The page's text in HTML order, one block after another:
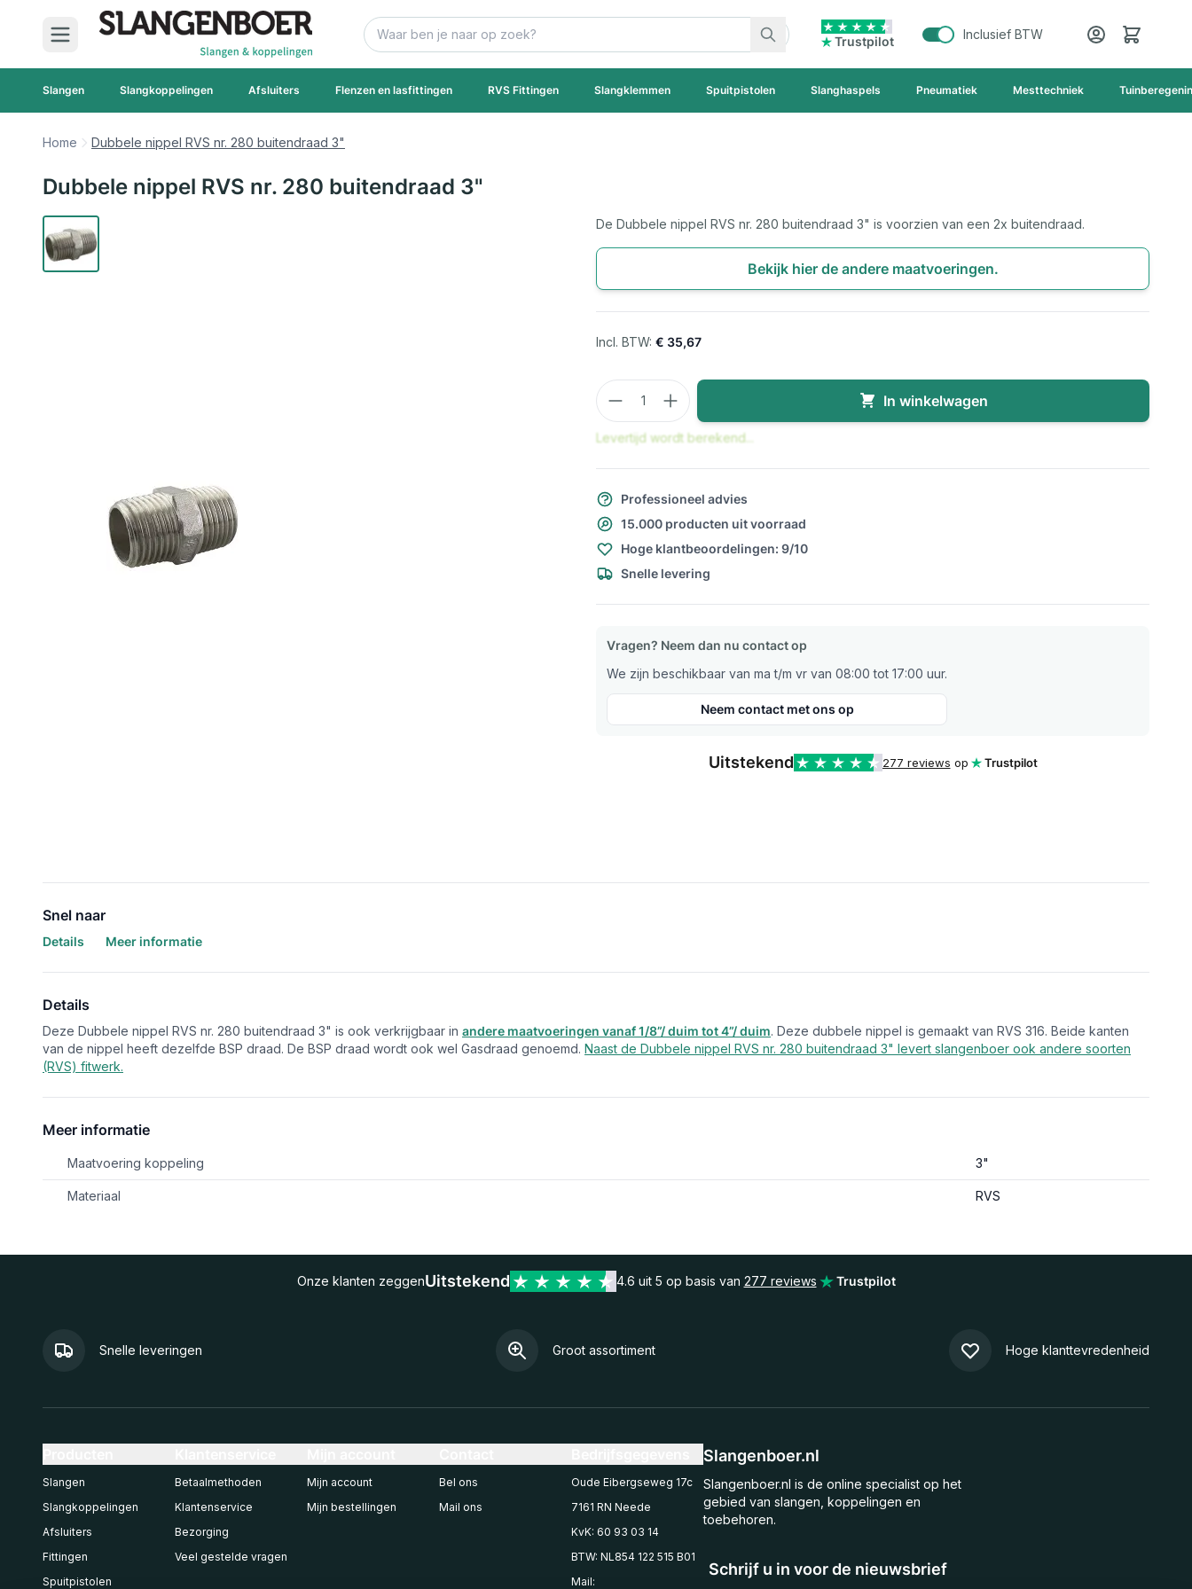
Ga naar de inhoud
Zoek
Trustpilot
Inclusief BTW Cart
Slangen Slangkoppelingen Afsluiters Flenzen en lasfittingen RVS Fittingen Slangklemmen Spuitpistolen Slanghaspels Pneumatiek Mesttechniek
Home Dubbele nippel RVS nr. 280 buitendraad 3"
Dubbele nippel RVS nr. 280 buitendraad 3"
De Dubbele nippel RVS nr. 280 buitendraad 3" is voorzien van een 2x buitendraad.
Bekijk hier de andere maatvoeringen.
€ 35,67
Aantal
In winkelwagen
Levertijd wordt berekend...
Professioneel advies
15.000 producten uit voorraad
Hoge klantbeoordelingen: 9/10
Snelle levering
Vragen? Neem dan nu contact op
We zijn beschikbaar van ma t/m vr van 08:00 tot 17:00 uur.
Neem contact met ons op
Uitstekend 277 reviews op Trustpilot
Snel naar
Details Meer informatie
Details
Deze Dubbele nippel RVS nr. 280 buitendraad 3" is ook verkrijgbaar in andere maatvoeringen vanaf 1/8”/ duim tot 4”/ duim. Deze dubbele nippel is gemaakt van RVS 316. Beide kanten
van de nippel heeft dezelfde BSP draad. De BSP draad wordt ook wel Gasdraad genoemd. Naast de Dubbele nippel RVS nr. 280 buitendraad 3" levert slangenboer ook andere soorten
(RVS) fitwerk.
Meer informatie
Maatvoering koppeling 3"
Materiaal RVS
Onze klanten zeggenUitstekend 4.6 uit 5 op basis van 277 reviews Trustpilot
Snelle leveringen Groot assortiment Hoge klanttevredenheid
Schrijf u in voor de nieuwsbrief
Slangenboer.nl
Slangenboer.nl is de online specialist op het
gebied van slangen, koppelingen en
toebehoren.
Slangen
Slangkoppelingen
Afsluiters
Fittingen
Spuitpistolen
Betaalmethoden
Klantenservice
Bezorging
Veel gestelde vragen
Mijn account
Mijn bestellingen
Bel ons
Mail ons
Oude Eibergseweg 17c
7161 RN Neede
KvK: 60 93 03 14
BTW: NL854 122 515 B01
Mail: